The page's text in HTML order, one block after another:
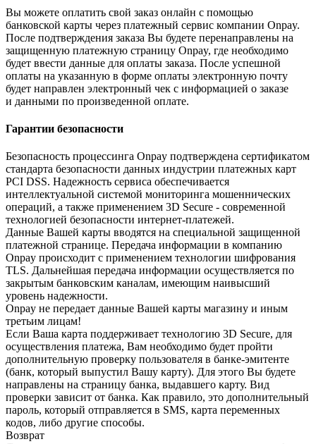
Вы можете оплатить свой заказ онлайн с помощью
банковской карты через платежный сервис компании Onpay.
После подтверждения заказа Вы будете перенаправлены на
защищенную платежную страницу Onpay, где необходимо
будет ввести данные для оплаты заказа. После успешной
оплаты на указанную в форме оплаты электронную почту
будет направлен электронный чек с информацией о заказе
и данными по произведенной оплате.
Гарантии безопасности
Безопасность процессинга Onpay подтверждена сертификатом
стандарта безопасности данных индустрии платежных карт
PCI DSS. Надежность сервиса обеспечивается
интеллектуальной системой мониторинга мошеннических
операций, а также применением 3D Secure - современной
технологией безопасности интернет-платежей.
Данные Вашей карты вводятся на специальной защищенной
платежной странице. Передача информации в компанию
Onpay происходит с применением технологии шифрования
TLS. Дальнейшая передача информации осуществляется по
закрытым банковским каналам, имеющим наивысший
уровень надежности.
Onpay не передает данные Вашей карты магазину и иным
третьим лицам!
Если Ваша карта поддерживает технологию 3D Secure, для
осуществления платежа, Вам необходимо будет пройти
дополнительную проверку пользователя в банке-эмитенте
(банк, который выпустил Вашу карту). Для этого Вы будете
направлены на страницу банка, выдавшего карту. Вид
проверки зависит от банка. Как правило, это дополнительный
пароль, который отправляется в SMS, карта переменных
кодов, либо другие способы.
Возврат